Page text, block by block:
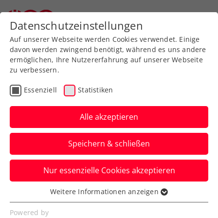
Zurück zur Newsübersicht
Turniere
UTC Weißkirchen Junior
Open: Doppeltitel an
Lassacher/Navarro
Die Einzelfinals am Sonntag müssen in
Oberösterreich hingegen ohne rot-weiß-
rote Beteiligung auskommen.
Verfasst von: Presseaussendung / Redaktion, 13.07.2024
Datenschutzeinstellungen
Auf unserer Webseite werden Cookies verwendet. Einige
davon werden zwingend benötigt, während es uns andere
ermöglichen, Ihre Nutzererfahrung auf unserer Webseite
zu verbessern.
Essenziell Statistiken
Alle akzeptieren
Speichern & schließen
Nur essenzielle Cookies akzeptieren
Essenziell
Essenzielle Cookies werden für grundlegende
Weitere Informationen anzeigen
Powered by